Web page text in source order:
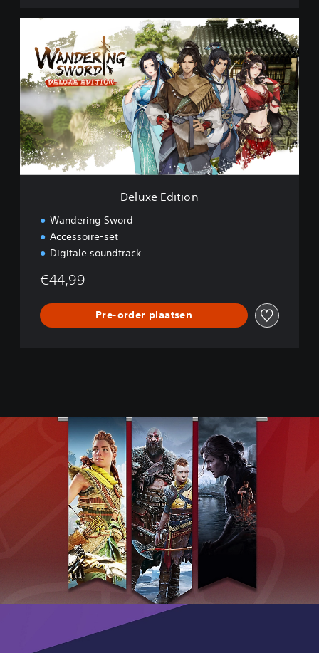
x
e
d
i
t
i
o
Deluxe Edition
Wandering Sword
Accessoire-set
Digitale soundtrack
€44,99
Pre-order plaatsen